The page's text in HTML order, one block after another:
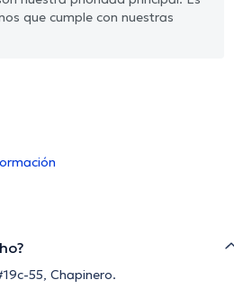
que cumple con nuestras
55, Chapinero.